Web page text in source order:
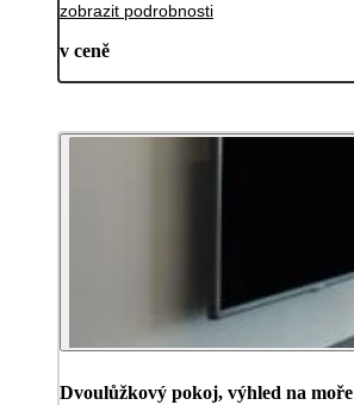
zobrazit podrobnosti
v ceně
Dvoulůžkový pokoj, výhled na moře